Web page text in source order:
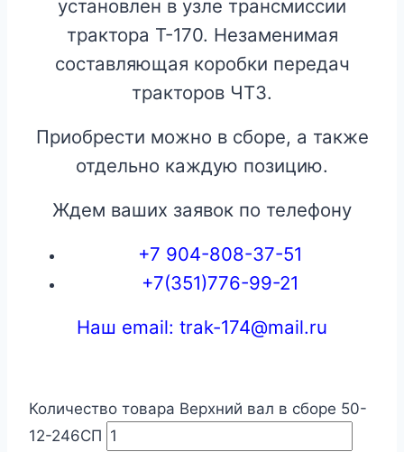
установлен в узле трансмиссии
трактора Т-170. Незаменимая
составляющая коробки передач
тракторов ЧТЗ.
Приобрести можно в сборе, а также
отдельно каждую позицию.
Ждем ваших заявок по телефону
+7 904-808-37-51
+7(351)776-99-21
Наш email: trak-174@mail.ru
Количество товара Верхний вал в сборе 50-
12-246СП